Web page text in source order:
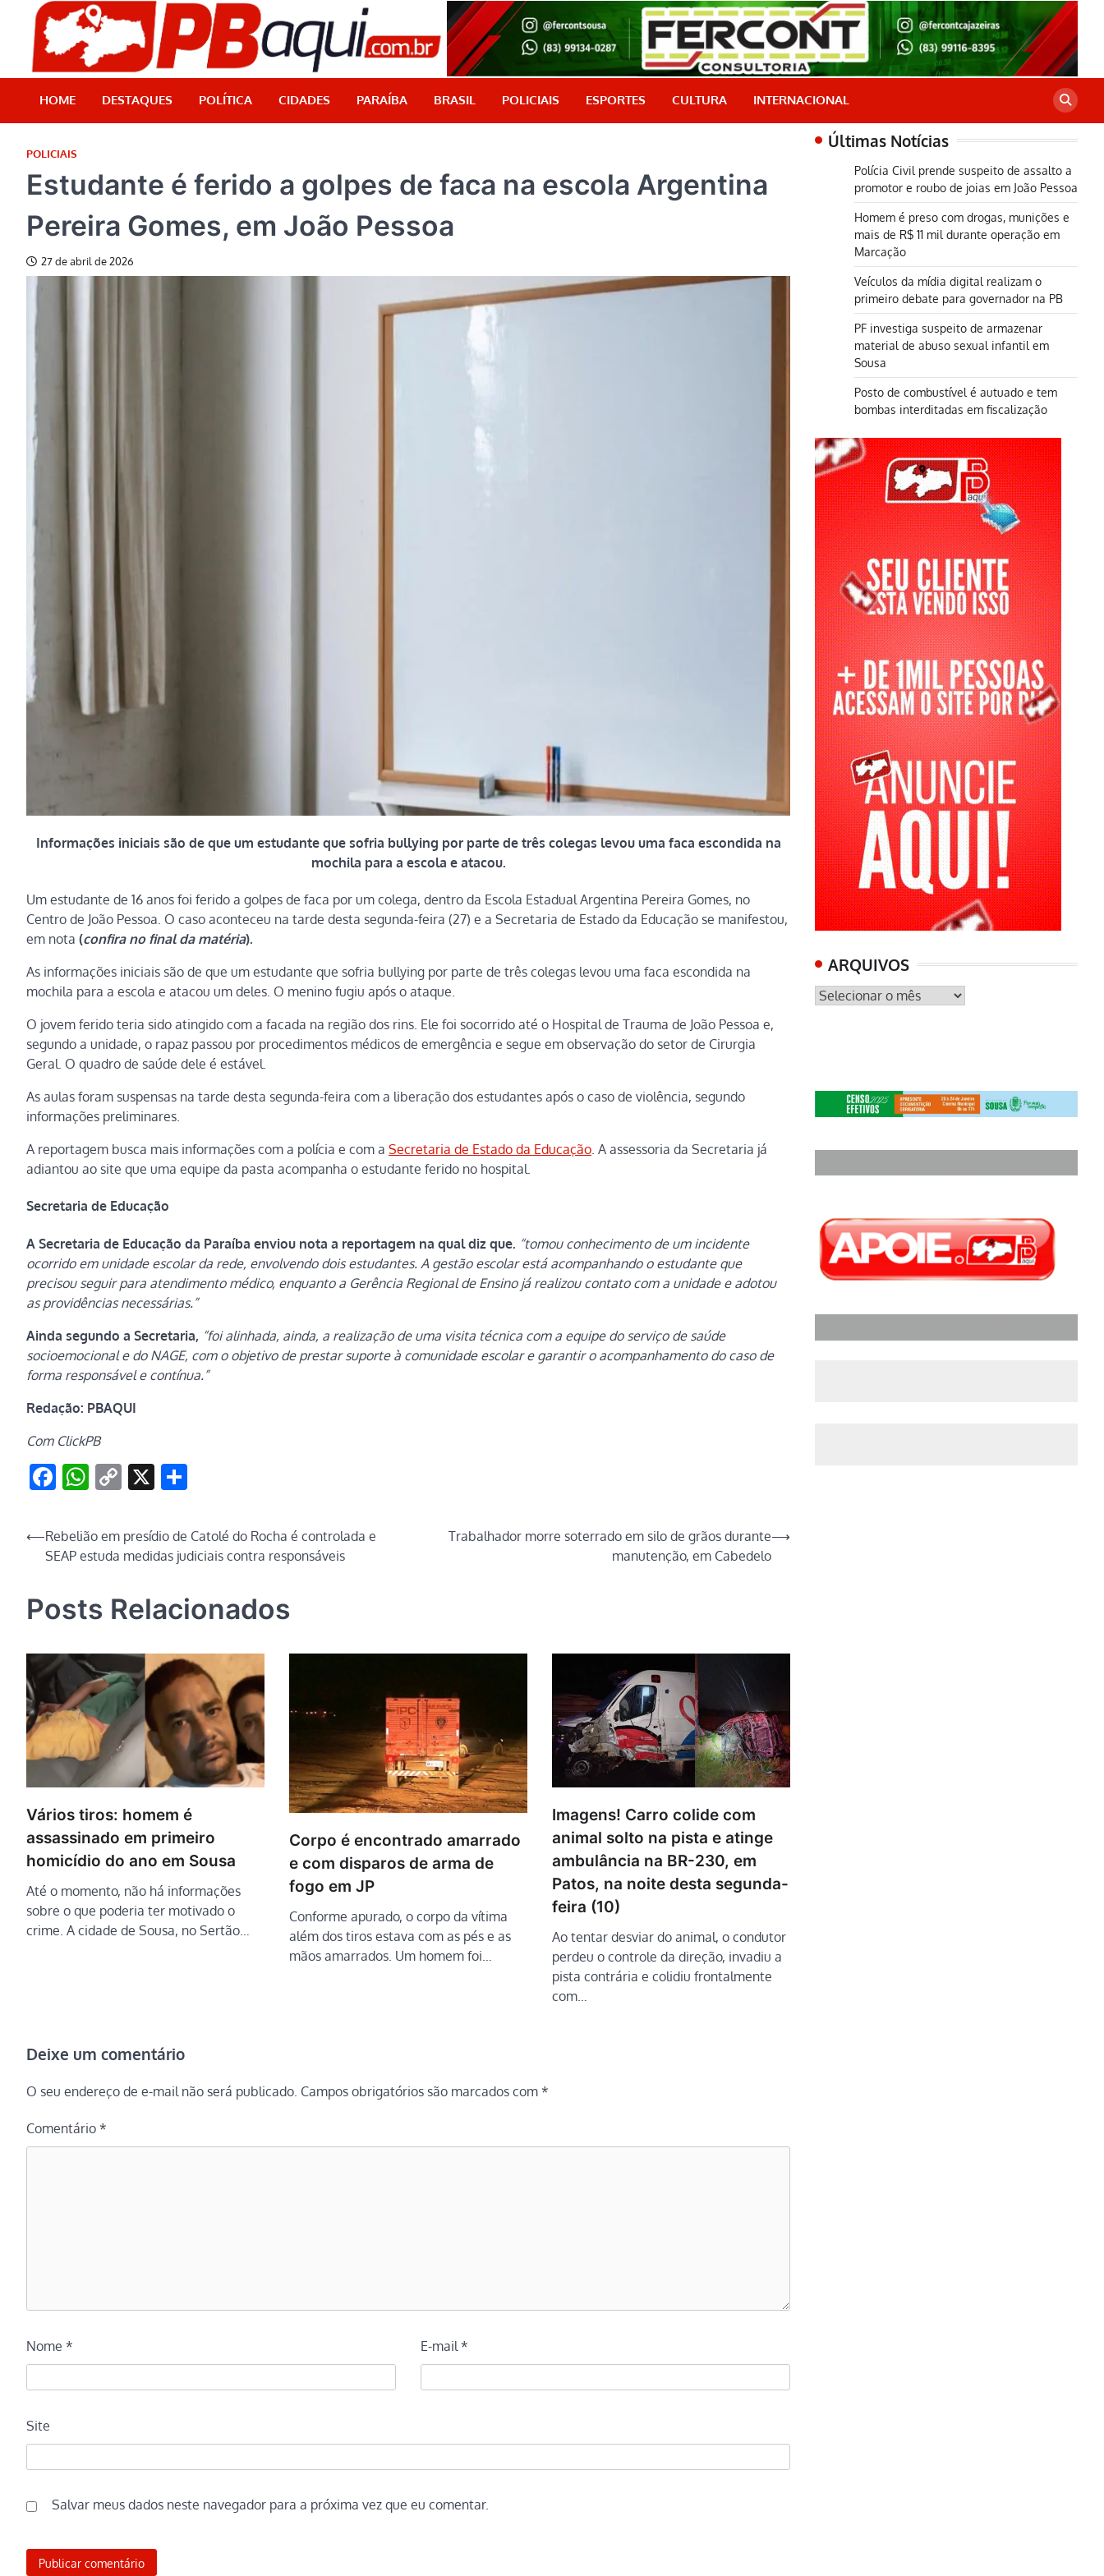
content
PB Aqui
Jornalismo com credibilidade, é aqui!
HOME DESTAQUES POLÍTICA CIDADES PARAÍBA BRASIL POLICIAIS ESPORTES CULTURA INTERNACIONAL
POLICIAIS
Estudante é ferido a golpes de faca na escola Argentina
Pereira Gomes, em João Pessoa
27 de abril de 2026
Informações iniciais são de que um estudante que sofria bullying por parte de três colegas levou uma faca escondida na
mochila para a escola e atacou.
Um estudante de 16 anos foi ferido a golpes de faca por um colega, dentro da Escola Estadual Argentina Pereira Gomes, no
Centro de João Pessoa. O caso aconteceu na tarde desta segunda-feira (27) e a Secretaria de Estado da Educação se manifestou,
em nota (confira no final da matéria).
As informações iniciais são de que um estudante que sofria bullying por parte de três colegas levou uma faca escondida na
mochila para a escola e atacou um deles. O menino fugiu após o ataque.
O jovem ferido teria sido atingido com a facada na região dos rins. Ele foi socorrido até o Hospital de Trauma de João Pessoa e,
segundo a unidade, o rapaz passou por procedimentos médicos de emergência e segue em observação do setor de Cirurgia
Geral. O quadro de saúde dele é estável.
As aulas foram suspensas na tarde desta segunda-feira com a liberação dos estudantes após o caso de violência, segundo
informações preliminares.
A reportagem busca mais informações com a polícia e com a Secretaria de Estado da Educação. A assessoria da Secretaria já
adiantou ao site que uma equipe da pasta acompanha o estudante ferido no hospital.
Secretaria de Educação
A Secretaria de Educação da Paraíba enviou nota a reportagem na qual diz que. “tomou conhecimento de um incidente
ocorrido em unidade escolar da rede, envolvendo dois estudantes. A gestão escolar está acompanhando o estudante que
precisou seguir para atendimento médico, enquanto a Gerência Regional de Ensino já realizou contato com a unidade e adotou
as providências necessárias.”
Ainda segundo a Secretaria, “foi alinhada, ainda, a realização de uma visita técnica com a equipe do serviço de saúde
socioemocional e do NAGE, com o objetivo de prestar suporte à comunidade escolar e garantir o acompanhamento do caso de
forma responsável e contínua.”
Redação: PBAQUI
Com ClickPB
Facebook
WhatsApp
Copy
X
Navegação
⟵Rebelião em presídio de Catolé do Rocha é controlada e
SEAP estuda medidas judiciais contra responsáveis
Trabalhador morre soterrado em silo de grãos durante
manutenção, em Cabedelo
⟶
Posts Relacionados
Vários tiros: homem é
assassinado em primeiro
homicídio do ano em Sousa
Até o momento, não há informações
sobre o que poderia ter motivado o
crime. A cidade de Sousa, no Sertão…
Corpo é encontrado amarrado
e com disparos de arma de
fogo em JP
Conforme apurado, o corpo da vítima
além dos tiros estava com as pés e as
mãos amarrados. Um homem foi…
Imagens! Carro colide com
animal solto na pista e atinge
ambulância na BR-230, em
Patos, na noite desta segunda-
feira (10)
Ao tentar desviar do animal, o condutor
perdeu o controle da direção, invadiu a
pista contrária e colidiu frontalmente
com…
Deixe um comentário
O seu endereço de e-mail não será publicado. Campos obrigatórios são marcados com *
Comentário *
Nome * E-mail*
Site
Salvar meus dados neste navegador para a próxima vez que eu comentar.
Últimas Notícias
Polícia Civil prende suspeito de assalto a
promotor e roubo de joias em João Pessoa
Homem é preso com drogas, munições e
mais de R$ 11 mil durante operação em
Marcação
Veículos da mídia digital realizam o
primeiro debate para governador na PB
PF investiga suspeito de armazenar
material de abuso sexual infantil em
Sousa
Posto de combustível é autuado e tem
bombas interditadas em fiscalização
ARQUIVOS
ARQUIVOS